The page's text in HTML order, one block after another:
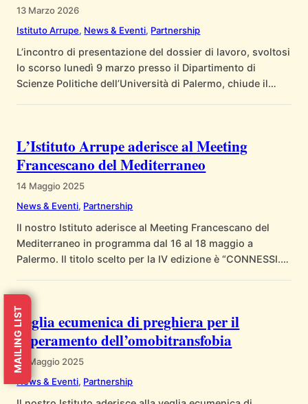
13 Marzo 2026
Istituto Arrupe, News & Eventi, Partnership
L’incontro di presentazione del dossier di lavoro, svoltosi
lo scorso lunedì 9 marzo presso il Dipartimento di
Scienze Politiche dell’Università di Palermo, chiude il
educativo che l’Arrupe utilizza da oltre 25…
L’Istituto Arrupe aderisce al Meeting
Francescano del Mediterraneo
14 Maggio 2025
News & Eventi, Partnership
Il nostro Istituto aderisce al Meeting Francescano del
Mediterraneo in programma dal 16 al 18 maggio a
Palermo. Il titolo scelto per la IV edizione è “CONNESSI.
un’occasione di riflessione e azione per riscoprire il
Mediterraneo come spazio di incontro e fraternità.
Veglia ecumenica di preghiera per il
superamento dell’omobitransfobia
12 Maggio 2025
News & Eventi, Partnership
MAILING LIST